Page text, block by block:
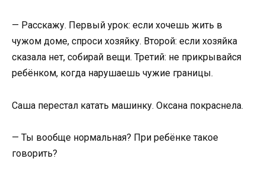
— Расскажу. Первый урок: если хочешь жить в
чужом доме, спроси хозяйку. Второй: если хозяйка
сказала нет, собирай вещи. Третий: не прикрывайся
ребёнком, когда нарушаешь чужие границы.
Саша перестал катать машинку. Оксана покраснела.
— Ты вообще нормальная? При ребёнке такое
говорить?